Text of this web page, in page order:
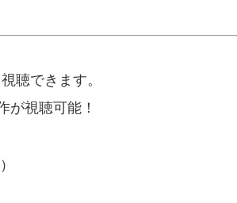
聴できます。
が視聴可能！